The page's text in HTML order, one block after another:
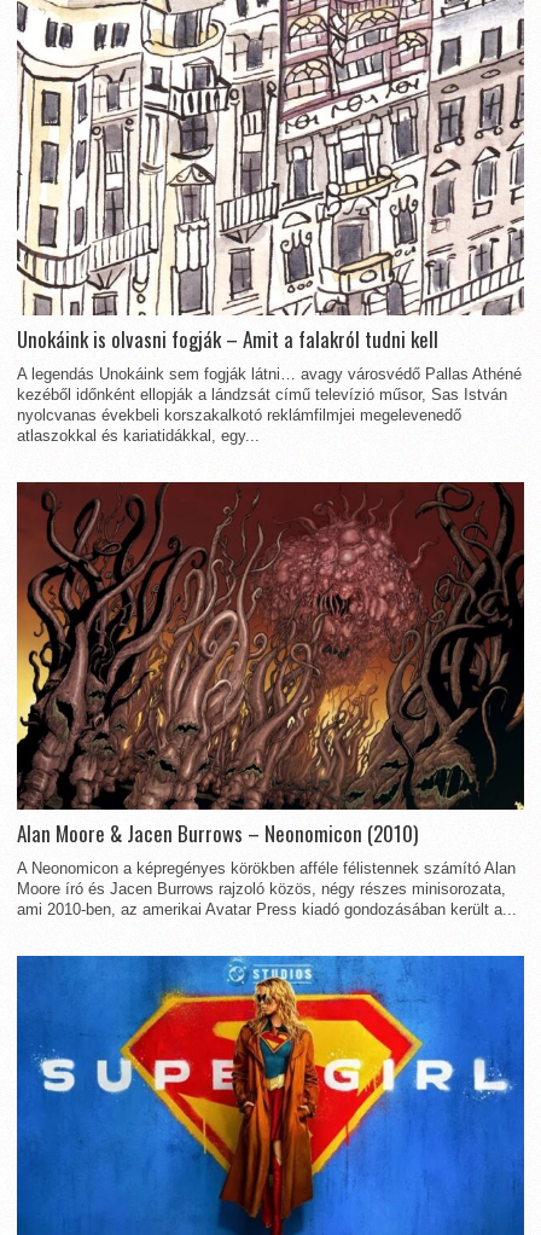
Unokáink is olvasni fogják – Amit a falakról tudni kell
A legendás Unokáink sem fogják látni… avagy városvédő Pallas Athéné
kezéből időnként ellopják a lándzsát című televízió műsor, Sas István
nyolcvanas évekbeli korszakalkotó reklámfilmjei megelevenedő
atlaszokkal és kariatidákkal, egy...
Alan Moore & Jacen Burrows – Neonomicon (2010)
A Neonomicon a képregényes körökben afféle félistennek számító Alan
Moore író és Jacen Burrows rajzoló közös, négy részes minisorozata,
ami 2010-ben, az amerikai Avatar Press kiadó gondozásában került a...